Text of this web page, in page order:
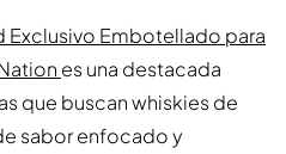
Exclusivo Embotellado para
es una destacada
que buscan whiskies de
sabor enfocado y